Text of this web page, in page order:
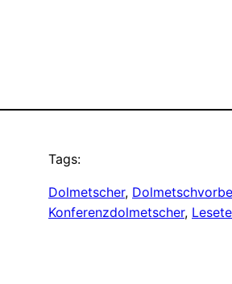
Tags:
Dolmetscher,
Konferenzdolmetscher,